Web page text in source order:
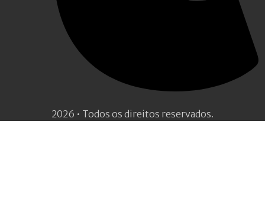
2026 • Todos os direitos reservados.